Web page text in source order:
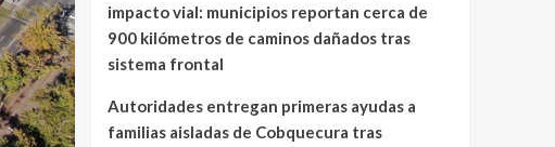
impacto vial: municipios reportan cerca de
900 kilómetros de caminos dañados tras
sistema frontal
Autoridades entregan primeras ayudas a
familias aisladas de Cobquecura tras